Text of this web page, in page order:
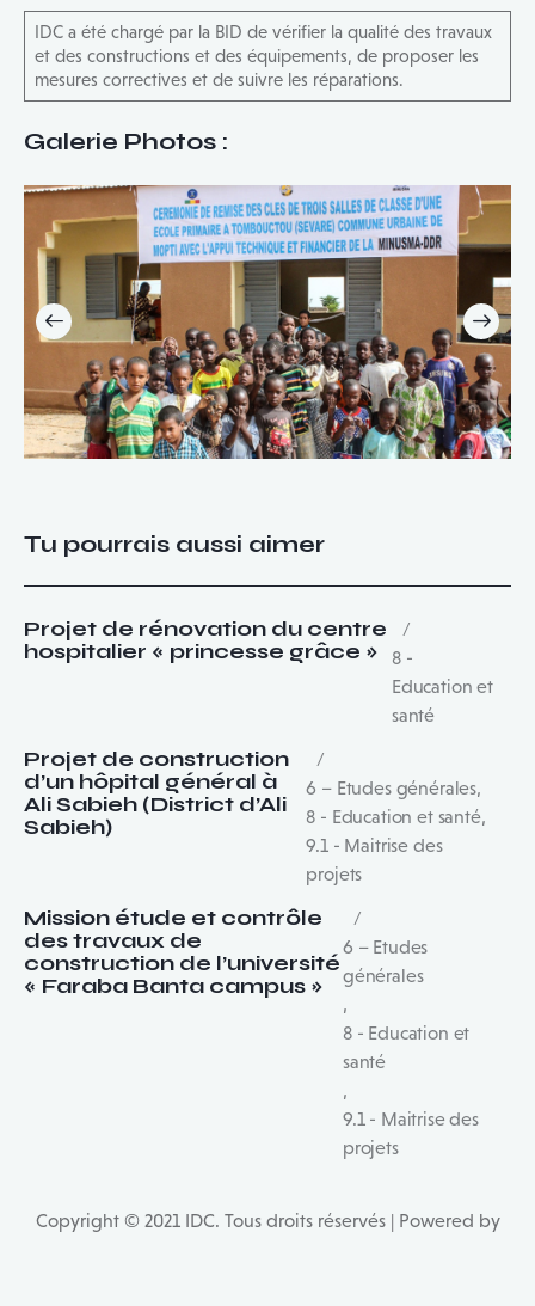
IDC a été chargé par la BID de vérifier la qualité des travaux
et des constructions et des équipements, de proposer les
mesures correctives et de suivre les réparations.
Galerie Photos :
Tu pourrais aussi aimer
8 -
Education et
santé
Projet de rénovation du centre
hospitalier « princesse grâce »
6 – Etudes générales,
8 - Education et santé,
9.1 - Maitrise des
projets
Projet de construction
d’un hôpital général à
Ali Sabieh (District d’Ali
Sabieh)
6 – Etudes
générales
,
8 - Education et
santé
,
9.1 - Maitrise des
projets
Mission étude et contrôle
des travaux de
construction de l’université
« Faraba Banta campus »
Copyright © 2021 IDC. Tous droits réservés | Powered by